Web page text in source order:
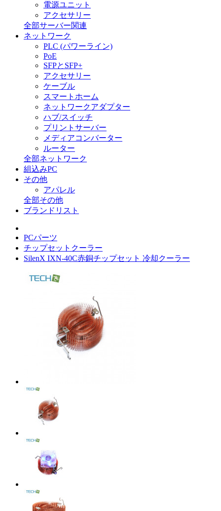
電源ユニット
アクセサリー
全部サーバー関連
ネットワーク
PLC (パワーライン)
PoE
SFPとSFP+
アクセサリー
ケーブル
スマートホーム
ネットワークアダプター
ハブ/スイッチ
プリントサーバー
メディアコンバーター
ルーター
全部ネットワーク
組込みPC
その他
アパレル
全部その他
ブランドリスト
PCパーツ
チップセットクーラー
SilenX IXN-40C赤銅チップセット 冷却クーラー